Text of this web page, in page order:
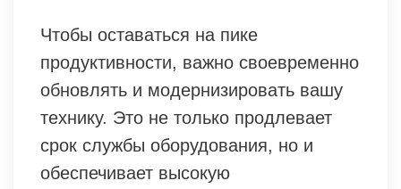
Чтобы оставаться на пике
продуктивности, важно своевременно
обновлять и модернизировать вашу
технику. Это не только продлевает
срок службы оборудования, но и
обеспечивает высокую